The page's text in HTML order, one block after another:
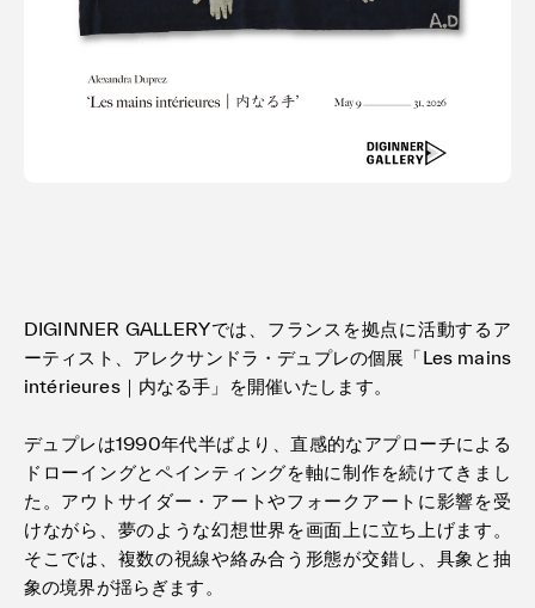
DIGINNER GALLERYでは、フランスを拠点に活動するア
ーティスト、アレクサンドラ・デュプレの個展「Les mains
intérieures｜内なる手」を開催いたします。
デュプレは1990年代半ばより、直感的なアプローチによる
ドローイングとペインティングを軸に制作を続けてきまし
た。アウトサイダー・アートやフォークアートに影響を受
けながら、夢のような幻想世界を画面上に立ち上げます。
そこでは、複数の視線や絡み合う形態が交錯し、具象と抽
象の境界が揺らぎます。